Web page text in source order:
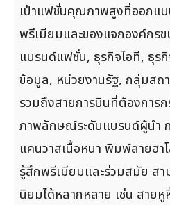
เป๋าแฟชั่นคุณภาพสูงที่ออกแบ
พรีเมียมและของแจกองค์กร
แบรนด์แฟชั่น, ธุรกิจไอที, ธุร
ข้อมูล, หน่วยงานรัฐ, กลุ่มสถ
รวมถึงสายการบินที่ต้องการ
ภาพลักษณ์ระดับแบรนด์ผู้นำ
แคนวาสเนื้อหนา พิมพ์ลายฮา
รู้สึกพรีเมียมและร่วมสมัย สา
นิยมได้หลากหลาย เช่น สายหู